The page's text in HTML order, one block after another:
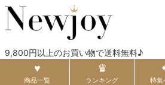
9,800円以上のお買い物で送料無料♪
商品一覧 ランキング 特集